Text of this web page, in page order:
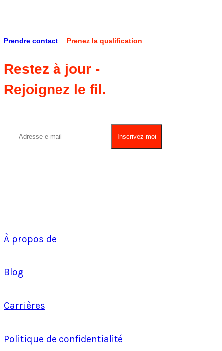
Prendre contact Prenez la qualification
Restez à jour -
Rejoignez le fil.
À propos de
Blog
Carrières
Politique de confidentialité